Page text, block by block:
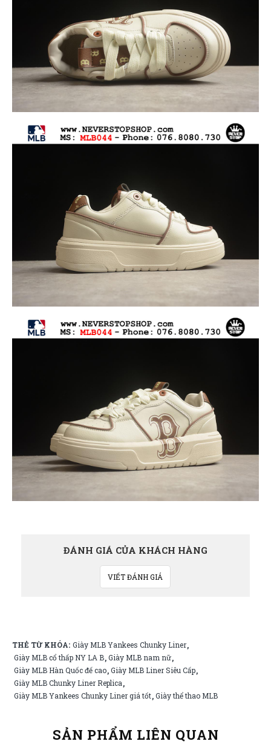
ĐÁNH GIÁ CỦA KHÁCH HÀNG
VIẾT ĐÁNH GIÁ
THẺ TỪ KHÓA: Giày MLB Yankees Chunky Liner,
Giày MLB cổ thấp NY LA B,Giày MLB nam nữ,
Giày MLB Hàn Quốc đế cao,Giày MLB Liner Siêu Cấp,
Giày MLB Chunky Liner Replica,
Giày MLB Yankees Chunky Liner giá tốt,Giày thể thao MLB
SẢN PHẨM LIÊN QUAN